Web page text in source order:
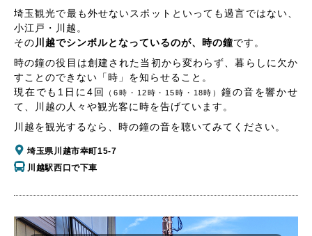
埼玉観光で最も外せないスポットといっても過言ではない、
小江戸・川越。
その川越でシンボルとなっているのが、時の鐘です。
時の鐘の役目は創建された当初から変わらず、暮らしに欠か
すことのできない「時」を知らせること。
現在でも1日に4回
（6時・12時・15時・18時）鐘の音を響かせ
て、川越の人々や観光客に時を告げています。
川越を観光するなら、時の鐘の音を聴いてみてください。
埼玉県川越市幸町15-7
川越駅西口で下車